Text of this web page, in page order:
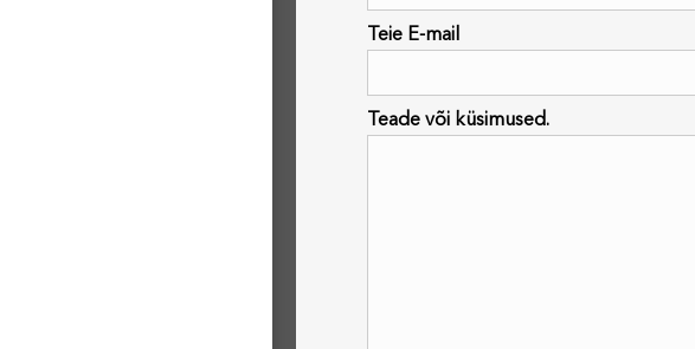
Teie E-mail
Teade või küsimused.